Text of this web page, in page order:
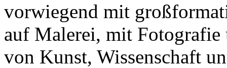
vorwiegend mit
auf Malerei, mit
von Kunst, Wissenschaft